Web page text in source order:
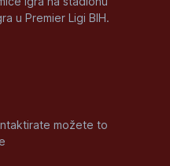
u Premier Ligi BIH.
možete to